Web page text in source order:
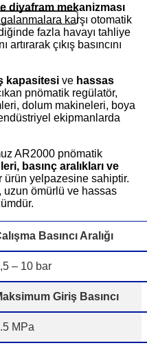
diyafram mekanizması
karşı otomatik
fazla havayı tahliye
çıkış basıncını
kapasitesi ve hassas
pnömatik regülatör,
dolum makineleri, boya
ekipmanlarda
AR2000 pnömatik
basınç aralıkları ve
ürün yelpazesine sahiptir.
uzun ömürlü ve hassas
Basıncı Aralığı
– 10 bar
Giriş Basıncı
MPa